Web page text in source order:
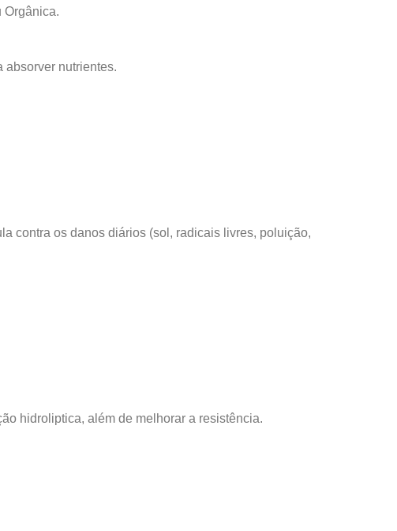
Orgânica.
absorver nutrientes.
contra os danos diários (sol, radicais livres, poluição,
hidroliptica, além de melhorar a resistência.